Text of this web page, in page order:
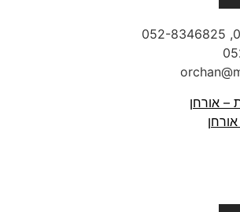
, 052-8346825
– אורחן